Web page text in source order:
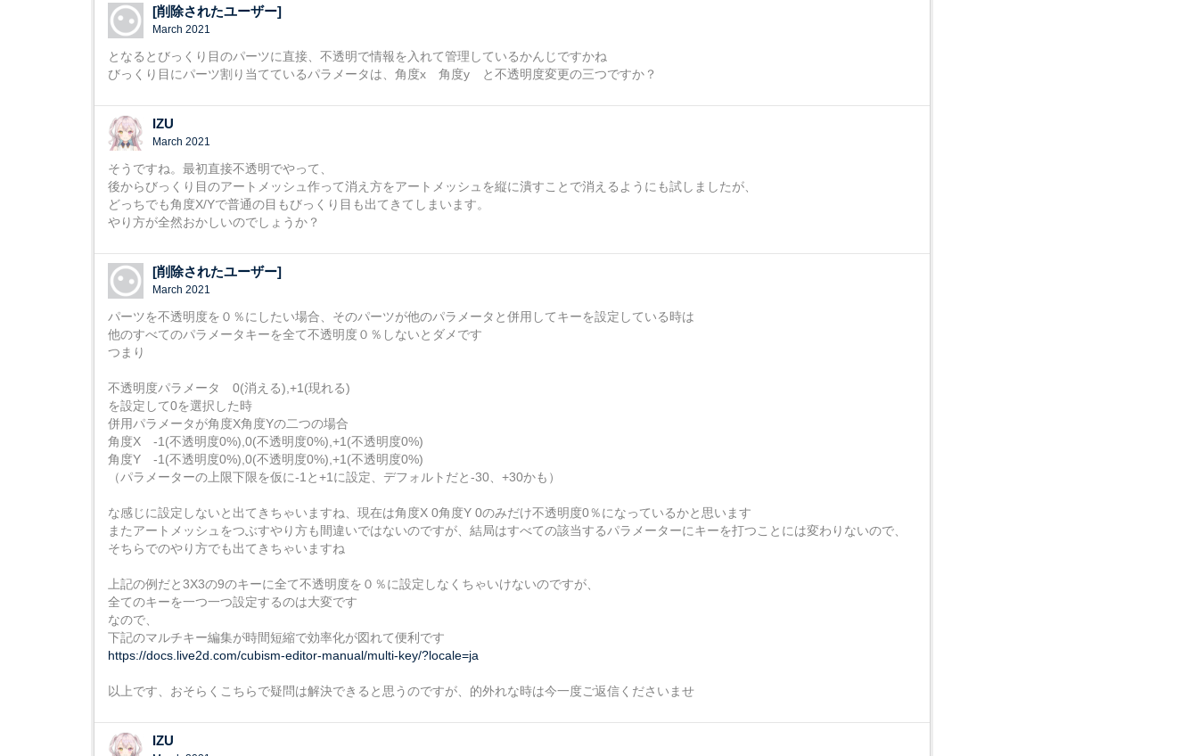
[削除されたユーザー]
March 2021
となるとびっくり目のパーツに直接、不透明で情報を入れて管理しているかんじですかね
びっくり目にパーツ割り当てているパラメータは、角度x 角度y と不透明度変更の三つですか？
IZU
March 2021
そうですね。最初直接不透明でやって、
後からびっくり目のアートメッシュ作って消え方をアートメッシュを縦に潰すことで消えるようにも試しましたが、
どっちでも角度X/Yで普通の目もびっくり目も出てきてしまいます。
やり方が全然おかしいのでしょうか？
[削除されたユーザー]
March 2021
パーツを不透明度を０％にしたい場合、そのパーツが他のパラメータと併用してキーを設定している時は
他のすべてのパラメータキーを全て不透明度０％しないとダメです
つまり
不透明度パラメータ 0(消える),+1(現れる)
を設定して0を選択した時
併用パラメータが角度X角度Yの二つの場合
角度X -1(不透明度0%),0(不透明度0%),+1(不透明度0%)
角度Y -1(不透明度0%),0(不透明度0%),+1(不透明度0%)
（パラメーターの上限下限を仮に-1と+1に設定、デフォルトだと-30、+30かも）
な感じに設定しないと出てきちゃいますね、現在は角度X 0角度Y 0のみだけ不透明度0％になっているかと思います
またアートメッシュをつぶすやり方も間違いではないのですが、結局はすべての該当するパラメーターにキーを打つことには変わりないので、
そちらでのやり方でも出てきちゃいますね
上記の例だと3X3の9のキーに全て不透明度を０％に設定しなくちゃいけないのですが、
全てのキーを一つ一つ設定するのは大変です
なので、
下記のマルチキー編集が時間短縮で効率化が図れて便利です
https://docs.live2d.com/cubism-editor-manual/multi-key/?locale=ja
以上です、おそらくこちらで疑問は解決できると思うのですが、的外れな時は今一度ご返信くださいませ
IZU